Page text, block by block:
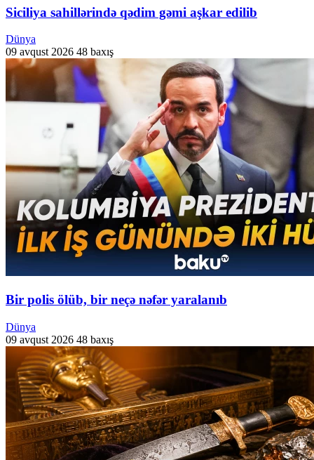
Siciliya sahillərində qədim gəmi aşkar edilib
Dünya
09 avqust 2026 48 baxış
Bir polis ölüb, bir neçə nəfər yaralanıb
Dünya
09 avqust 2026 48 baxış